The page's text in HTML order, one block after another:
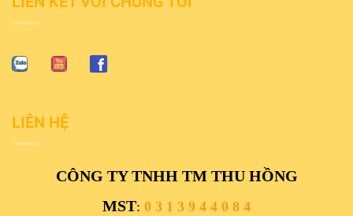
LIÊN HỆ
CÔNG TY TNHH TM THU HỒNG
MST: 0 3 1 3 9 4 4 0 8 4